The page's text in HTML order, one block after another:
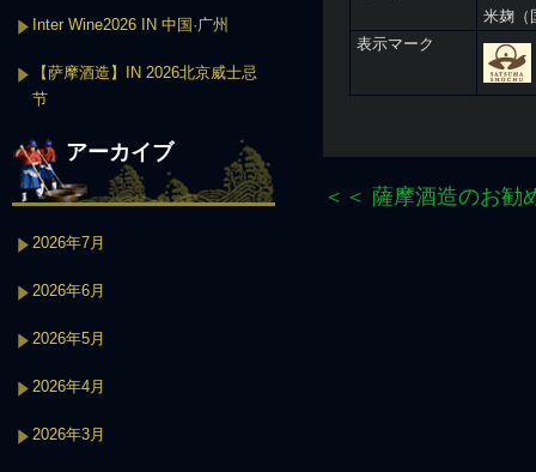
米麹（
表示マーク
＜＜ 薩摩酒造のお勧
Inter Wine2026 IN 中国·广州
【萨摩酒造】IN 2026北京威士忌
节
アーカイブ
2026年7月
2026年6月
2026年5月
2026年4月
2026年3月